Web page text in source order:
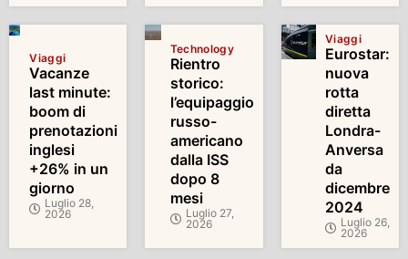
Viaggi
Vacanze
last minute:
boom di
prenotazioni
inglesi
+26% in un
giorno
Luglio 28,
2026
Technology
Rientro
storico:
l’equipaggio
russo-
americano
dalla ISS
dopo 8
mesi
Luglio 27,
2026
Viaggi
Eurostar:
nuova
rotta
diretta
Londra-
Anversa
da
dicembre
2024
Luglio 26,
2026